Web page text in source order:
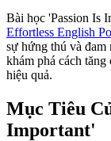
Bài học 'Passion Is
Effortless English
sự hứng thú và đam
khám phá cách
hiệu quả.
Mục Tiêu
Important'